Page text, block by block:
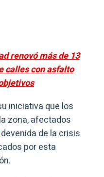
renovó más de 13
calles con asfalto
iniciativa que los
zona, afectados
devenida de la crisis
por esta